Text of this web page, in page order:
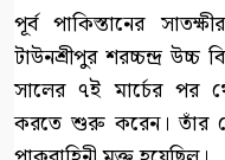
পূর্ব পাকিস্তানের
টাউনশ্রীপুর শরচ্চন্দ্র উচ্চ
সালের ৭ই মার্চের পর
করতে শুরু করেন। তাঁর